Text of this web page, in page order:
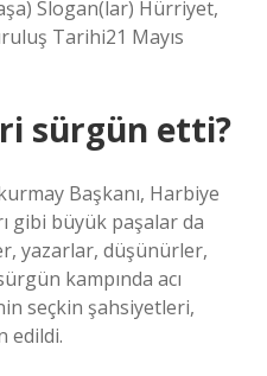
Slogan(lar) Hürriyet,
Tarihi21 Mayıs
sürgün etti?
Başkanı, Harbiye
gibi büyük paşalar da
yazarlar, düşünürler,
kampında acı
seçkin şahsiyetleri,
edildi.